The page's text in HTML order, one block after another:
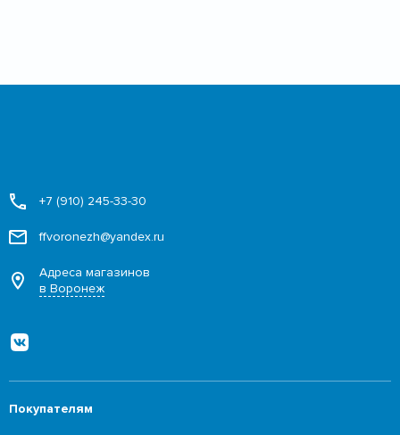
+7 (910) 245-33-30
ffvoronezh@yandex.ru
Адреса магазинов
в Воронеж
Покупателям